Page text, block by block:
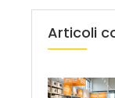
Articoli